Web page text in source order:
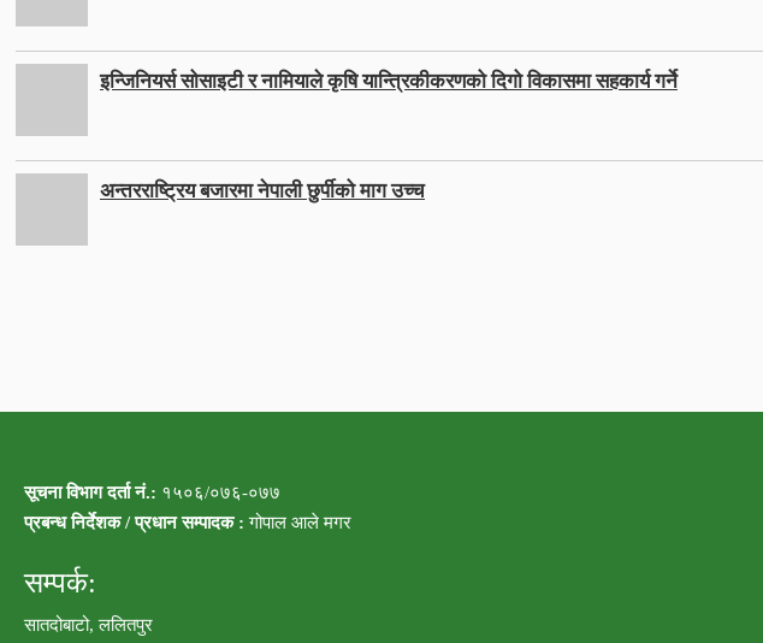
इन्जिनियर्स सोसाइटी र नामियाले कृषि यान्त्रिकीकरणको दिगो विकासमा सहकार्य गर्ने
अन्तरराष्ट्रिय बजारमा नेपाली छुर्पीको माग उच्च
सूचना विभाग दर्ता नं.: १५०६/०७६-०७७
प्रबन्ध निर्देशक / प्रधान सम्पादक : गोपाल आले मगर
सम्पर्क:
सातदोबाटो, ललितपुर